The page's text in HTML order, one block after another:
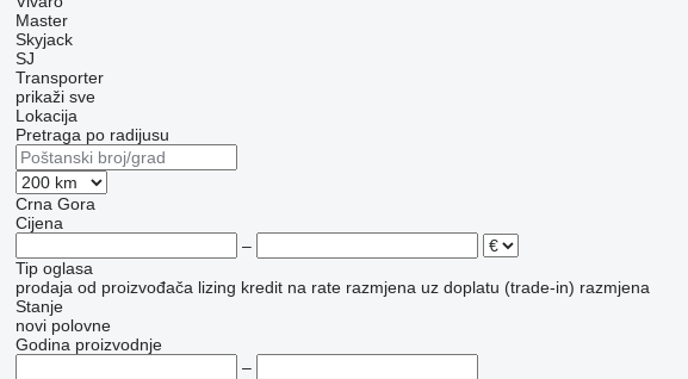
Master
Skyjack
SJ
Transporter
prikaži sve
Lokacija
Pretraga po radijusu
Crna Gora
Cijena
–
Tip oglasa
prodaja od proizvođača lizing kredit na rate razmjena uz doplatu (trade-in) razmjena
Stanje
novi polovne
Godina proizvodnje
–